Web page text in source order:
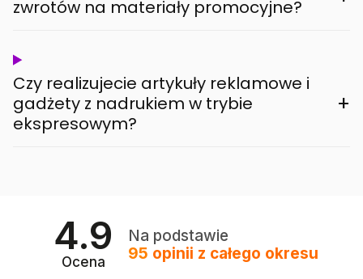
zwrotów na materiały promocyjne?
Czy realizujecie artykuły reklamowe i
gadżety z nadrukiem w trybie
ekspresowym?
+
4.9
Ocena
Na podstawie
95 opinii z całego okresu